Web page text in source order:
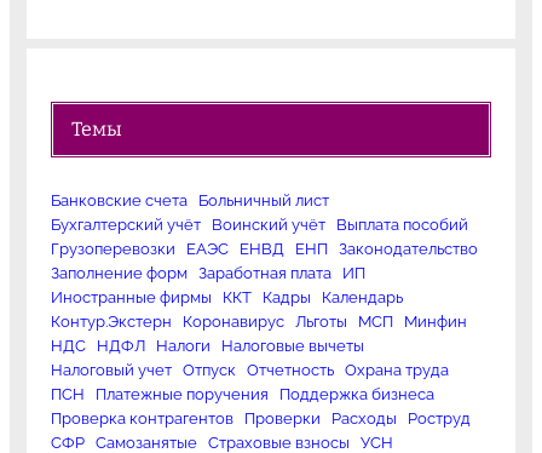
Темы
Банковские счета
Больничный лист
Бухгалтерский учёт
Воинский учёт
Выплата пособий
Грузоперевозки
ЕАЭС ЕНВД ЕНП
Законодательство
Заполнение форм
Заработная плата
ИП
Иностранные фирмы
ККТ Кадры
Календарь
Контур.Экстерн
Коронавирус Льготы МСП
Минфин
НДС
НДФЛ Налоги
Налоговые вычеты
Налоговый учет
Отпуск Отчетность
Охрана труда
ПСН
Платежные поручения
Поддержка бизнеса
Проверка контрагентов
Проверки Расходы
Роструд
СФР
Самозанятые Страховые взносы
УСН